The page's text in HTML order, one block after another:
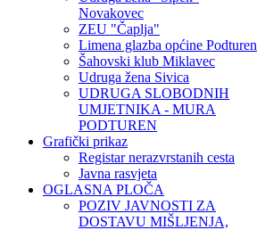
Novakovec
ZEU "Čaplja"
Limena glazba općine Podturen
Šahovski klub Miklavec
Udruga žena Sivica
UDRUGA SLOBODNIH
UMJETNIKA - MURA
PODTUREN
Grafički prikaz
Registar nerazvrstanih cesta
Javna rasvjeta
OGLASNA PLOČA
POZIV JAVNOSTI ZA
DOSTAVU MIŠLJENJA,